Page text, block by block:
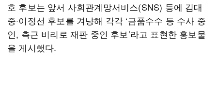
호 후보는 앞서 사회관계망서비스(SNS) 등에 김대
중·이정선 후보를 겨냥해 각각 ‘금품수수 등 수사 중
인, 측근 비리로 재판 중인 후보’라고 표현한 홍보물
을 게시했다.